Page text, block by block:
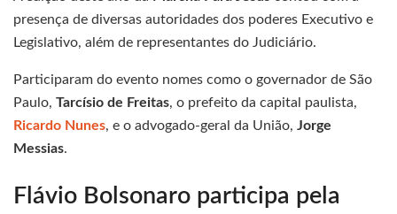
presença de diversas autoridades dos poderes Executivo e
Legislativo, além de representantes do Judiciário.
Participaram do evento nomes como o governador de São
Paulo, Tarcísio de Freitas, o prefeito da capital paulista,
Ricardo Nunes, e o advogado-geral da União, Jorge
Messias.
Flávio Bolsonaro participa pela